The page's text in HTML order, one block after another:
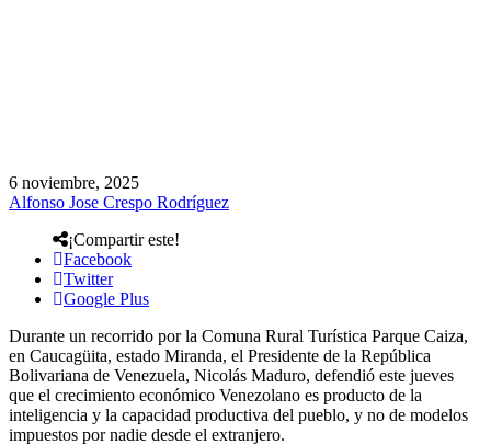
6 noviembre, 2025
Alfonso Jose Crespo Rodríguez
¡Compartir este!
Facebook
Twitter
Google Plus
Durante un recorrido por la Comuna Rural Turística Parque Caiza,
en Caucagüita, estado Miranda, el Presidente de la República
Bolivariana de Venezuela, Nicolás Maduro, defendió este jueves
que el crecimiento económico Venezolano es producto de la
inteligencia y la capacidad productiva del pueblo, y no de modelos
impuestos por nadie desde el extranjero.